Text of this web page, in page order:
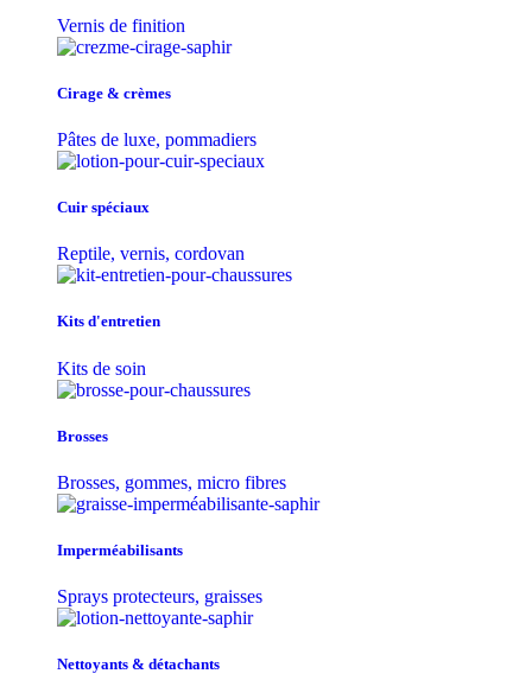
Vernis de finition
Cirage & crèmes
Pâtes de luxe, pommadiers
Cuir spéciaux
Reptile, vernis, cordovan
Kits d'entretien
Kits de soin
Brosses
Brosses, gommes, micro fibres
Imperméabilisants
Sprays protecteurs, graisses
Nettoyants & détachants